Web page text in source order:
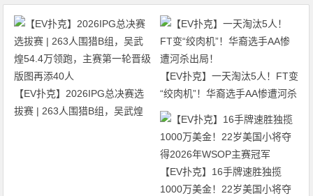
【EV扑克】2026IPG总决赛选
拔赛 | 263人围猎B组，吴武煌
【EV扑克】一天淘汰5人！FT变
“绞肉机”！华裔选手AA惨遭河杀
出局！
【EV扑克】16手牌速胜独揽
1000万美金！22岁美国小将夺